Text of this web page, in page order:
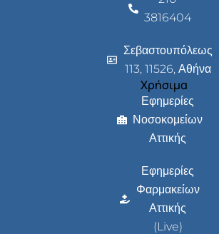
3816404
Σεβαστουπόλεως
113, 11526, Αθήνα
Χρήσιμα
Εφημερίες
Νοσοκομείων
Αττικής
Εφημερίες
Φαρμακείων
Αττικής
(Live)